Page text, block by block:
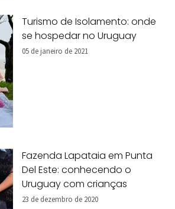
Turismo de Isolamento: onde
se hospedar no Uruguay
05 de janeiro de 2021
Fazenda Lapataia em Punta
Del Este: conhecendo o
Uruguay com crianças
23 de dezembro de 2020